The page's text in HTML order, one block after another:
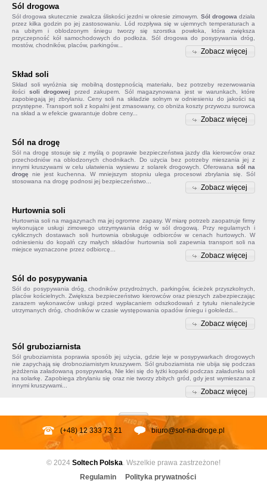
Sól drogowa
Sól drogowa skutecznie zwalcza śliskości jezdni w okresie zimowym. Sól drogowa działa
przez kilka godzin po jej zastosowaniu. Lód rozpływa się w ujemnych temperaturach a
na ubitym i oblodzonym śniegu tworzy się szorstka powłoka, która zwiększa
przyczepność kół samochodowych do podłoża. Sól drogowa do posypywania dróg,
mostów, chodników, placów, parkingów...
Zobacz więcej
Skład soli
Skład soliwyróżnia się mobilną dostępnością materiału, bez potrzeby rezerwowania
ilości soli drogowej przed zakupem. Sól magazynowana jest w warunkach, które
zapobiegają jej zbrylaniu. Ceny soli na składzie solnym w odniesieniu do jakości są
przystępne. Transport soli z kopalni jest zmasowany, co obniża koszty przywozu surowca
na skład a w efekcie gwarantuje dobre ceny...
Zobacz więcej
Sól na drogę
Sól na drogę stosuje się z myślą o poprawie bezpieczeństwa jazdy dla kierowców oraz
przechodniów na oblodzonych chodnikach. Do użycia bez potrzeby mieszania jej z
innymi kruszywami w celu ułatwienia wysiewu z solarek drogowych. Oferowana sól na
drogę nie jest kuchenna. W mniejszym stopniu ulega procesowi zbrylania się. Sól
stosowana na drogę podnosi jej bezpieczeństwo...
Zobacz więcej
Hurtownia soli
Hurtownia soli na magazynach ma jej ogromne zapasy. W miarę potrzeb zaopatruje firmy
wykonujące usługi zimowego utrzymywania dróg w sól drogową. Przy regularnych i
cyklicznych dostawach soli hurtownia obsługuje odbiorców w cenach hurtowych. W
odniesieniu do kopalń czy małych składów hurtownia solizapewnia transport soli na
miejsce wyznaczone przez odbiorcę...
Zobacz więcej
Sól do posypywania
Sól do posypywania dróg, chodników przydrożnych, parkingów, ścieżek przyszkolnych,
placów kościelnych. Zwiększa bezpieczeństwo kierowców oraz pieszych zabezpieczając
zarazem wykonawców usługi przed wypłacaniem odszkodowań z tytułu nienależycie
utrzymanych dróg, chodników w czasie występowania opadów śniegu i gołoledzi...
Zobacz więcej
Sól gruboziarnista
Sól gruboziarnista poprawia sposób jej użycia, gdzie leje w posypywarkach drogowych
nie zapychają się drobnoziarnistym kruszywem. Sól gruboziarnista nie ubija się podczas
jeżdżenia załadowaną posypywarką. Nie klei się do łyżki koparki podczas załadunku soli
na solarkę. Zapobiega zbrylaniu się oraz nie tworzy zbitych gród, gdy jest wymieszana z
innymi kruszywami...
Zobacz więcej
(+48) 12 333 73 21 biuro@sol-na-droge.pl
© 2024 Soltech Polska. Wszelkie prawa zastrzeżone!
Regulamin
Polityka prywatności